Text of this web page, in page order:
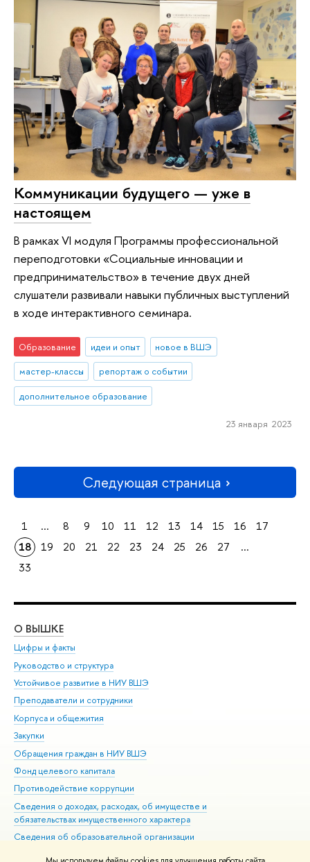
Коммуникации будущего — уже в
настоящем
В рамках VI модуля Программы профессиональной
переподготовки «Социальные инновации и
предпринимательство» в течение двух дней
слушатели развивали навыки публичных выступлений
в ходе интерактивного семинара.
Образование идеи и опыт
новое в ВШЭ
мастер-классы
репортаж о событии
дополнительное образование
23 января 2023
Следующая страница
1 ... 8 9 10 11 12 13 14 15 16
17
18
19 20 21 22 23 24 25 26 27
...
33
О ВЫШКЕ
Цифры и факты
Руководство и структура
Устойчивое развитие в НИУ ВШЭ
Преподаватели и сотрудники
Корпуса и общежития
Закупки
Обращения граждан в НИУ ВШЭ
Фонд целевого капитала
Противодействие коррупции
Сведения о доходах, расходах, об имуществе и
обязательствах имущественного характера
Сведения об образовательной организации
Людям с ограниченными возможностями здоровья